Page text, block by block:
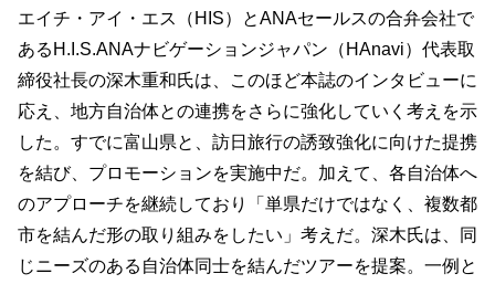
エイチ・アイ・エス（HIS）とANAセールスの合弁会社で
あるH.I.S.ANAナビゲーションジャパン（HAnavi）代表取
締役社長の深木重和氏は、このほど本誌のインタビューに
応え、地方自治体との連携をさらに強化していく考えを示
した。すでに富山県と、訪日旅行の誘致強化に向けた提携
を結び、プロモーションを実施中だ。加えて、各自治体へ
のアプローチを継続しており「単県だけではなく、複数都
市を結んだ形の取り組みをしたい」考えだ。深木氏は、同
じニーズのある自治体同士を結んだツアーを提案。一例と